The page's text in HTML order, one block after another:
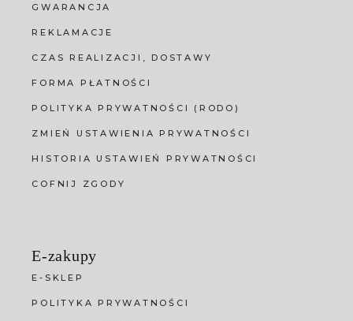
GWARANCJA
REKLAMACJE
CZAS REALIZACJI, DOSTAWY
FORMA PŁATNOŚCI
POLITYKA PRYWATNOŚCI (RODO)
ZMIEŃ USTAWIENIA PRYWATNOŚCI
HISTORIA USTAWIEŃ PRYWATNOŚCI
COFNIJ ZGODY
E-zakupy
E-SKLEP
POLITYKA PRYWATNOŚCI